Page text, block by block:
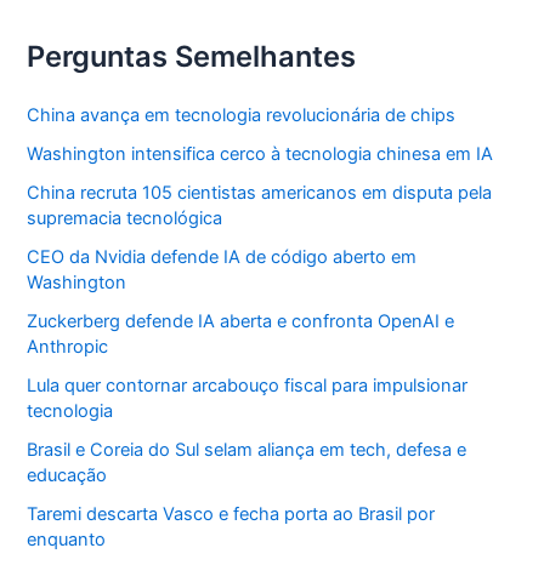
Perguntas Semelhantes
China avança em tecnologia revolucionária de chips
Washington intensifica cerco à tecnologia chinesa em IA
China recruta 105 cientistas americanos em disputa pela
supremacia tecnológica
CEO da Nvidia defende IA de código aberto em
Washington
Zuckerberg defende IA aberta e confronta OpenAI e
Anthropic
Lula quer contornar arcabouço fiscal para impulsionar
tecnologia
Brasil e Coreia do Sul selam aliança em tech, defesa e
educação
Taremi descarta Vasco e fecha porta ao Brasil por
enquanto